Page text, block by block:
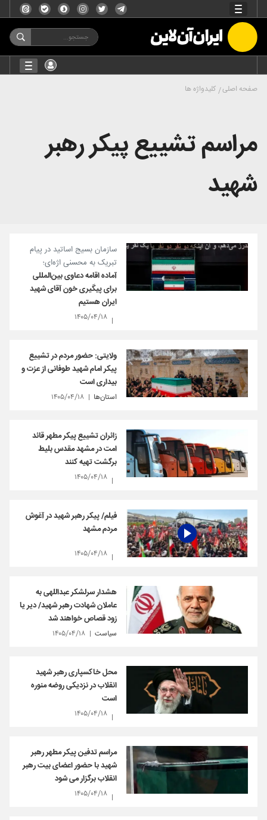
صفحه اصلی کلیدواژه ها
مراسم تشییع پیکر رهبر
شهید
سازمان بسیج اساتید در پیام
تبریک به محسنی اژه‌ای؛
آماده اقامه دعاوی بین‌المللی
برای پیگیری خون آقای شهید
ایران هستیم
۱۴۰۵/۰۴/۱۸
ولایتی: حضور مردم در تشییع
پیکر امام شهید طوفانی از عزت و
بیداری است
استان‌ها ۱۴۰۵/۰۴/۱۸
زائران تشییع پیکر مطهر قائد
امت در مشهد مقدس بلیط
برگشت تهیه کنند
۱۴۰۵/۰۴/۱۸
فیلم/ پیکر رهبر شهید در آغوش
مردم مشهد
۱۴۰۵/۰۴/۱۸
هشدار سرلشکر عبداللهی به
عاملان شهادت رهبر شهید/ دیر یا
زود قصاص خواهند شد
سیاست ۱۴۰۵/۰۴/۱۸
محل خاکسپاری رهبر شهید
انقلاب در نزدیکی روضه منوره
است
۱۴۰۵/۰۴/۱۸
مراسم تدفین پیکر مطهر رهبر
شهید با حضور اعضای بیت رهبر
انقلاب برگزار می شود
۱۴۰۵/۰۴/۱۸